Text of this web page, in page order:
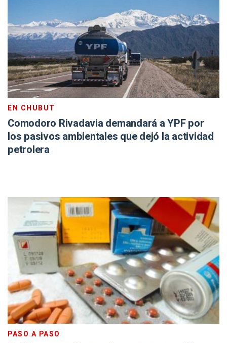
EN CHUBUT
Comodoro Rivadavia demandará a YPF por
los pasivos ambientales que dejó la actividad
petrolera
PASO A PASO